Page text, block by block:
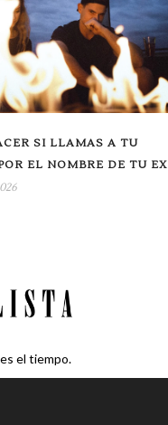
SI LLAMAS A TU
EL NOMBRE DE TU
el tiempo.